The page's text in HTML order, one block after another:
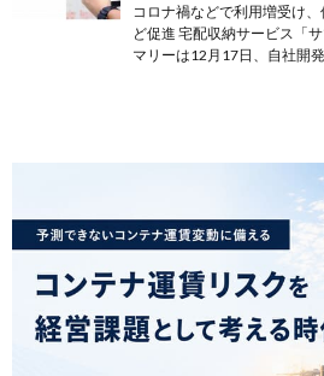
コロナ禍などで利用増受け
ど促進 宅配収納サービス「
マリーは12月17日、自社開